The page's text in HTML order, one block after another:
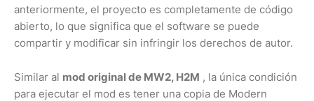
anteriormente, el proyecto es completamente de código
abierto, lo que significa que el software se puede
compartir y modificar sin infringir los derechos de autor.
Similar al mod original de MW2, H2M , la única condición
para ejecutar el mod es tener una copia de Modern